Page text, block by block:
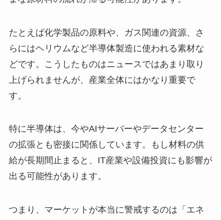
たとえば化学製品の原料や、ガス関連の資源、さ
らにはヘリウムなど半導体製造に使われる素材な
どです。こうしたものはニュースではあまり取り
上げられませんが、産業全体にはかなり重要で
す。
特に半導体は、今やAIサーバーやデータセンター
の拡張とも密接に関係しています。もし材料の供
給が長期間止まると、IT産業や設備投資にも影響が
出る可能性があります。
つまり、マーケットが本当に警戒するのは「エネ